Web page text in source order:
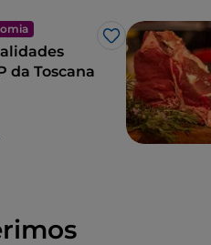
Gosto
da Toscana